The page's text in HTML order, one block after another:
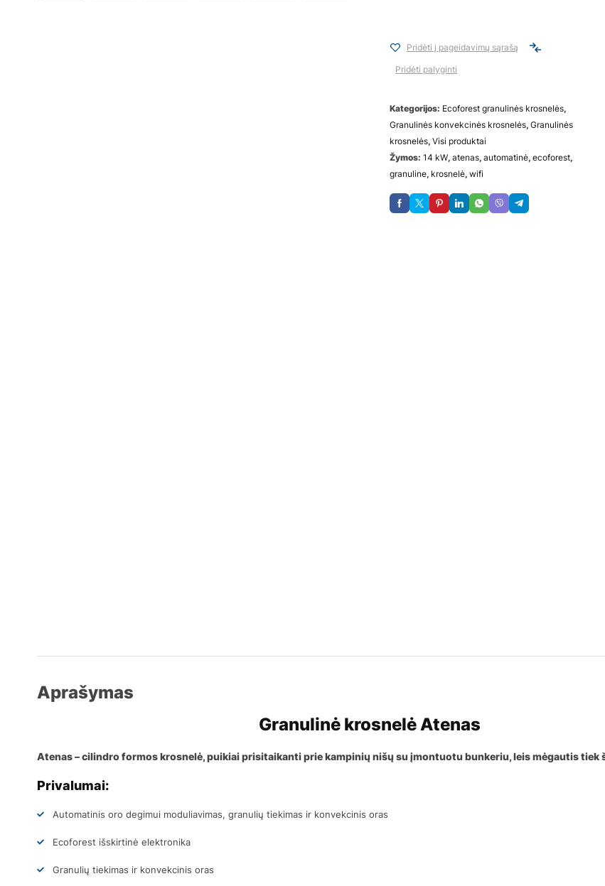
Pridėti į pageidavimų sąrašą
Pridėti palyginti
Kategorijos: Ecoforest granulinės krosnelės,
Granulinės konvekcinės krosnelės, Granulinės
krosnelės, Visi produktai
Žymos: 14 kW, atenas, automatinė, ecoforest,
granuline, krosnelė, wifi
Aprašymas
Granulinė krosnelė Atenas
Atenas – cilindro formos krosnelė, puikiai prisitaikanti prie kampinių nišų su įmontuotu bunkeriu, leis mėgautis tiek
Privalumai:
Automatinis oro degimui moduliavimas, granulių tiekimas ir konvekcinis oras
Ecoforest išskirtinė elektronika
Granulių tiekimas ir konvekcinis oras